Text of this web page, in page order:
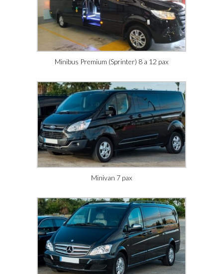
Minibus Premium (Sprinter) 8 a 12 pax
Minivan 7 pax